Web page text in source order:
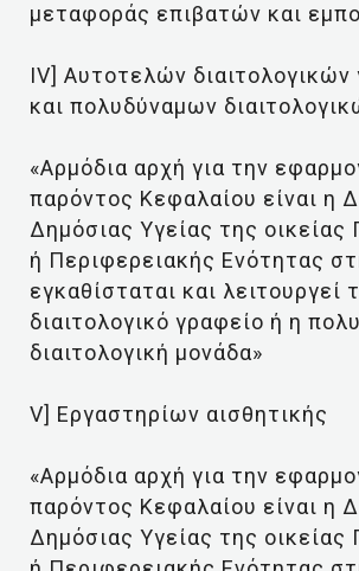
μεταφοράς επιβατών και
ΙV] Αυτοτελών
και πολυδύναμων
«Αρμόδια αρχή για την
παρόντος Κεφαλαίου είναι η
Δημόσιας Υγείας της οικείας
ή Περιφερειακής Ενότητας
εγκαθίσταται και λειτουργεί
διαιτολογικό γραφείο ή η
διαιτολογική μονάδα»
V] Εργαστηρίων αισθητικής
«Αρμόδια αρχή για την
παρόντος Κεφαλαίου είναι η
Δημόσιας Υγείας της οικείας